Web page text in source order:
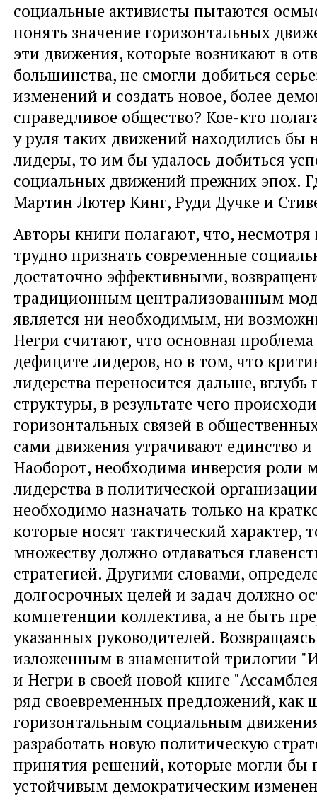
социальные активисты пытаются
понять значение горизонтальных
эти движения, которые возникают в
большинства, не смогли добиться
изменений и создать новое, более
справедливое общество? Кое-кто
у руля таких движений находились бы
лидеры, то им бы удалось добиться
социальных движений прежних эпох.
Мартин Лютер Кинг, Руди Дучке и
Авторы книги полагают, что, несмотря
трудно признать современные
достаточно эффективными,
традиционным централизованным
является ни необходимым, ни
Негри считают, что основная проблема
дефиците лидеров, но в том, что
лидерства переносится дальше, вглубь
структуры, в результате чего
горизонтальных связей в
сами движения утрачивают единство и
Наоборот, необходима инверсия роли
лидерства в политической
необходимо назначать только на
которые носят тактический характер,
множеству должно отдаваться
стратегией. Другими словами,
долгосрочных целей и задач должно
компетенции коллектива, а не быть
указанных руководителей.
изложенным в знаменитой трилогии
и Негри в своей новой книге
ряд своевременных предложений, как
горизонтальным социальным
разработать новую политическую
принятия решений, которые могли бы
устойчивым демократическим